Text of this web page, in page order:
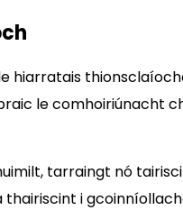
le comhoiriúnacht
tarraingt nó
i